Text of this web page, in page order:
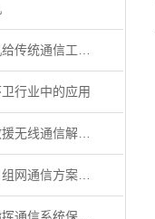
行业中的应用
突发事件应急救援无线通信解决方案
智慧工地无线自组网通信方案，如何推进城镇建设数字化转型？